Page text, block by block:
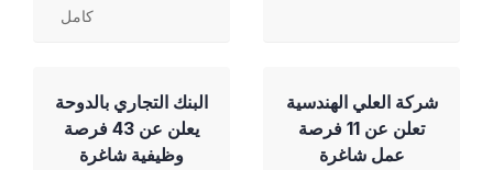
كامل
شركة العلي الهندسية
تعلن عن 11 فرصة
عمل شاغرة
‏البنك التجاري بالدوحة
يعلن عن 43 فرصة
وظيفية شاغرة